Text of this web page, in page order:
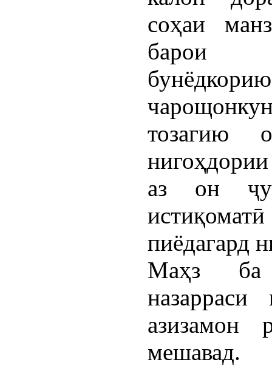
соҳаи
барои
тозагию
аз он
пиёдагард
Маҳз ба
азизамон
мешавад.